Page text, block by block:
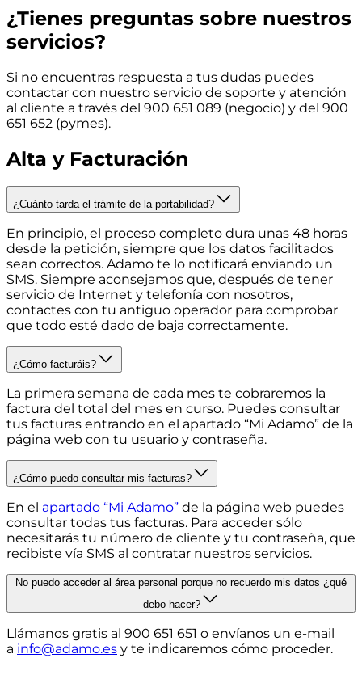
¿Tienes preguntas sobre nuestros
servicios?
Si no encuentras respuesta a tus dudas puedes
contactar con nuestro servicio de soporte y atención
al cliente a través del 900 651 089 (negocio) y del 900
651 652 (pymes).
Alta y Facturación
¿Cuánto tarda el trámite de la portabilidad?
En principio, el proceso completo dura unas 48 horas
desde la petición, siempre que los datos facilitados
sean correctos. Adamo te lo notificará enviando un
SMS. Siempre aconsejamos que, después de tener
servicio de Internet y telefonía con nosotros,
contactes con tu antiguo operador para comprobar
que todo esté dado de baja correctamente.
¿Cómo facturáis?
La primera semana de cada mes te cobraremos la
factura del total del mes en curso. Puedes consultar
tus facturas entrando en el apartado “Mi Adamo” de la
página web con tu usuario y contraseña.
¿Cómo puedo consultar mis facturas?
En el apartado “Mi Adamo” de la página web puedes
consultar todas tus facturas. Para acceder sólo
necesitarás tu número de cliente y tu contraseña, que
recibiste vía SMS al contratar nuestros servicios.
No puedo acceder al área personal porque no recuerdo mis datos ¿qué
debo hacer?
Llámanos gratis al 900 651 651 o envíanos un e-mail
a info@adamo.es y te indicaremos cómo proceder.